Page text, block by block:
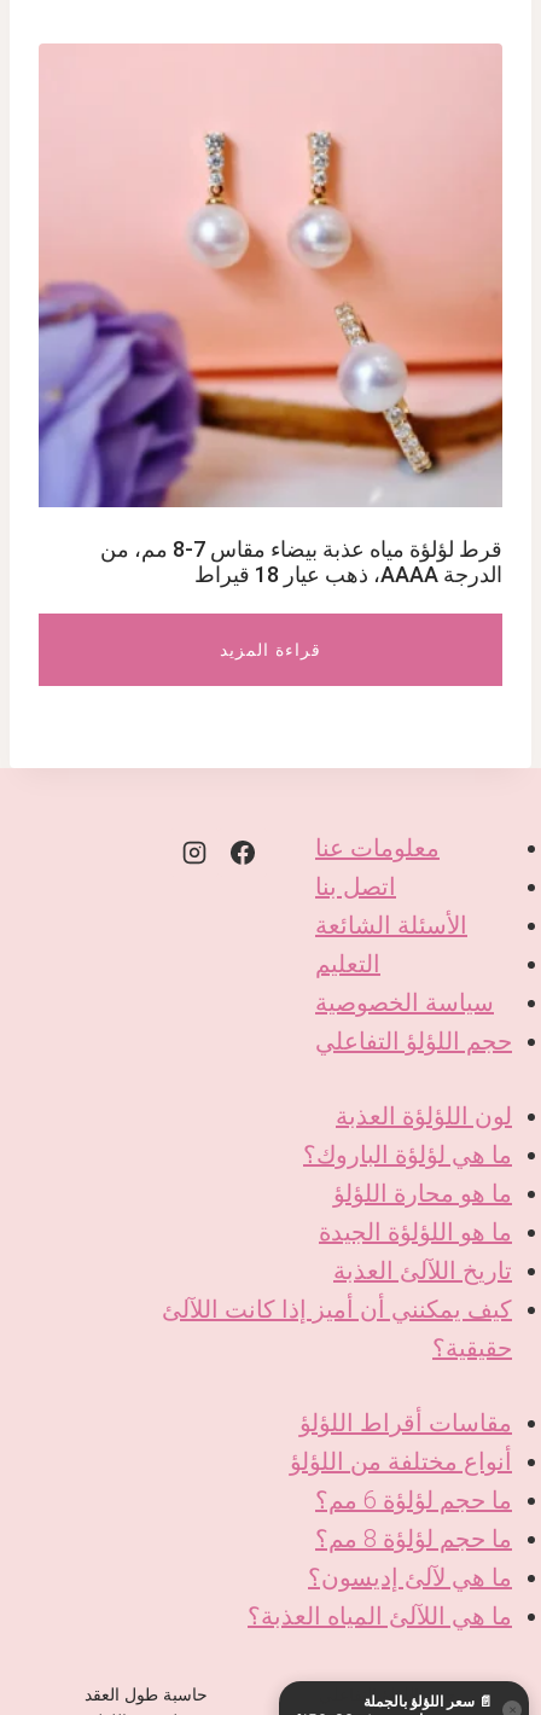
قرط لؤلؤة مياه عذبة بيضاء مقاس 7-8 مم، من
الدرجة AAAA، ذهب عيار 18 قيراط
قراءة المزيد
معلومات عنا
اتصل بنا
الأسئلة الشائعة
التعليم
سياسة الخصوصية
حجم اللؤلؤ التفاعلي
لون اللؤلؤة العذبة
ما هي لؤلؤة الباروك؟
ما هو محارة اللؤلؤ
ما هو اللؤلؤة الجيدة
تاريخ اللآلئ العذبة
كيف يمكنني أن أميز إذا كانت اللآلئ
حقيقية؟
مقاسات أقراط اللؤلؤ
أنواع مختلفة من اللؤلؤ
ما حجم لؤلؤة 6 مم؟
ما حجم لؤلؤة 8 مم؟
ما هي لآلئ إديسون؟
ما هي اللآلئ المياه العذبة؟
حجم اللؤلؤ التفاعلي
حاسبة طول العقد
📄 سعر اللؤلؤ بالجملة
×
ES